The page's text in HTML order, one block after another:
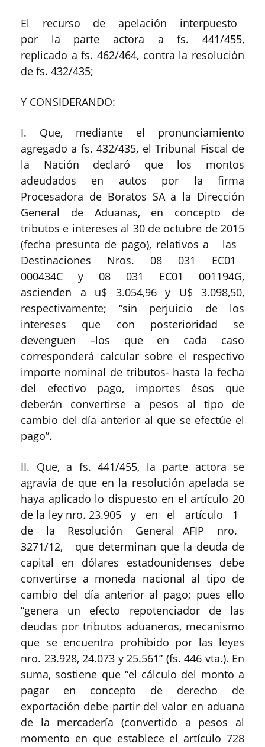
El recurso de apelación interpuesto
por la parte actora a fs. 441/455,
replicado a fs. 462/464, contra la resolución
de fs. 432/435;
Y CONSIDERANDO:
I. Que, mediante el pronunciamiento
agregado a fs. 432/435, el Tribunal Fiscal de
la Nación declaró que los montos
adeudados en autos por la firma
Procesadora de Boratos SA a la Dirección
General de Aduanas, en concepto de
tributos e intereses al 30 de octubre de 2015
(fecha presunta de pago), relativos a las
Destinaciones Nros. 08 031 EC01
000434C y 08 031 EC01 001194G,
ascienden a u$ 3.054,96 y U$ 3.098,50,
respectivamente; “sin perjuicio de los
intereses que con posterioridad se
devenguen –los que en cada caso
corresponderá calcular sobre el respectivo
importe nominal de tributos- hasta la fecha
del efectivo pago, importes ésos que
deberán convertirse a pesos al tipo de
cambio del día anterior al que se efectúe el
pago”.
II. Que, a fs. 441/455, la parte actora se
agravia de que en la resolución apelada se
haya aplicado lo dispuesto en el artículo 20
de la ley nro. 23.905 y en el artículo 1
de la Resolución General AFIP nro.
3271/12, que determinan que la deuda de
capital en dólares estadounidenses debe
convertirse a moneda nacional al tipo de
cambio del día anterior al pago; pues ello
“genera un efecto repotenciador de las
deudas por tributos aduaneros, mecanismo
que se encuentra prohibido por las leyes
nro. 23.928, 24.073 y 25.561” (fs. 446 vta.). En
suma, sostiene que “el cálculo del monto a
pagar en concepto de derecho de
exportación debe partir del valor en aduana
de la mercadería (convertido a pesos al
momento en que establece el artículo 728